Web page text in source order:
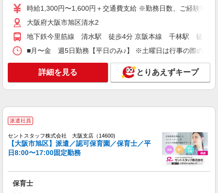
株式会社アスカ 大阪支店（jb630115）
放課後等デイサービスの保育士
時給 1,300円 〜 1,500円 ※給与幅は経験・能
力により考慮 交通費あり／支給あり！ ★勤務状況
により昇給あり
■ワンデイキッズ（放課後等デイサービス） 大
阪府大阪市旭区今市114
キープ 詳細を見る
アルバイト パート
株式会社アスカ 大阪支店（jb553626）
時給 1,300円 〜 1,400円 ※給与幅は経験・能
力により考慮 交通費あり／上限1万6000円／月 児
童指導員 1300円 保育士 1400円 ★資格に
■あんじゅすまいる（多機能型事業所） 大阪府
大阪市旭区中宮1丁目12
時給1,300円〜1,600円＋交通費支給 ※勤務日数、ご経験等に
大阪府大阪市旭区清水2
地下鉄今里筋線 清水駅 徒歩4分 京阪本線 千林駅 徒歩7
■月〜金 週5日勤務【平日のみ♪】 ※土曜日は行事の際の
詳細を見る とりあえずキープ
派遣社員
セントスタッフ株式会社 大阪支店（14600)
【大阪市旭区】派遣／認可保育園／保育士／平
日8:00〜17:00固定勤務
保育士